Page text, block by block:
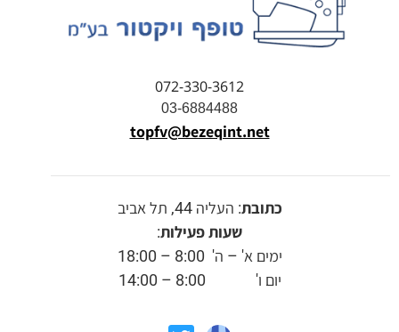
072-330-3612
03-6884488
topfv@bezeqint.net
כתובת: העליה 44, תל אביב
שעות פעילות:
ימים א' – ה' 8:00 – 18:00
יום ו' 8:00 – 14:00